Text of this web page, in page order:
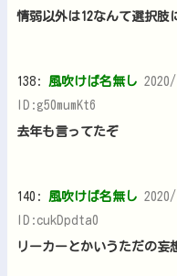
情弱以外は12なんて選択肢
138: 風吹けば名無し
ID:g50mumKt6
去年も言ってたぞ
140: 風吹けば名無し
ID:cukDpdta0
リーカーとかいうただの妄